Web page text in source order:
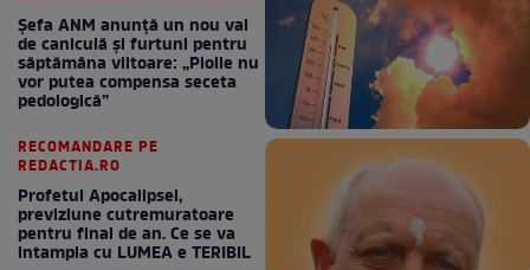
Șefa ANM anunță un nou val
de caniculă și furtuni pentru
săptămâna viitoare: „Ploile nu
vor putea compensa seceta
pedologică”
RECOMANDARE PE
REDACTIA.RO
Profetul Apocalipsei,
previziune cutremuratoare
pentru final de an. Ce se va
intampla cu LUMEA e TERIBIL